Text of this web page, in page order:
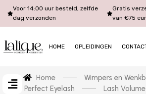
Voor 14:00 uur besteld, zelfde
dag verzonden
Gratis
van €75
HOME OPLEIDINGEN
Home
Wimpers en
Perfect Eyelash
Lash